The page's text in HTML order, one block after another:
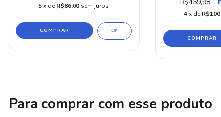
5 x de R$86,00 sem juros R$459,98
4 x de
COMPRAR
Para comprar com esse produto